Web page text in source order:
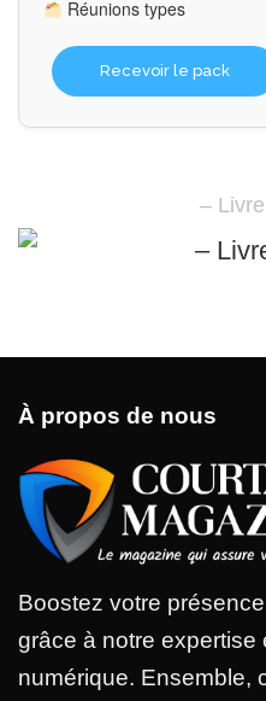
Réunions types
Recevoir le pack
–
À propos de nous
Boostez votre
grâce à notre expertise
numérique. Ensemble,